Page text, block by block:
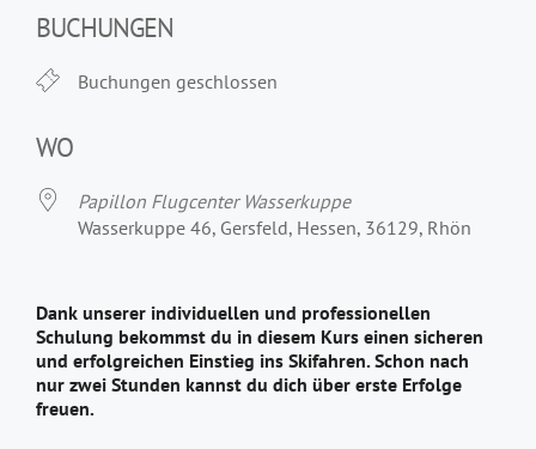
BUCHUNGEN
Buchungen geschlossen
WO
Papillon Flugcenter Wasserkuppe
Wasserkuppe 46, Gersfeld, Hessen, 36129, Rhön
Dank unserer individuellen und professionellen
Schulung bekommst du in diesem Kurs einen sicheren
und erfolgreichen Einstieg ins Skifahren. Schon nach
nur zwei Stunden kannst du dich über erste Erfolge
freuen.